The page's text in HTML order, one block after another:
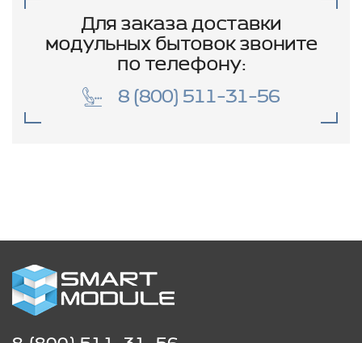
Для заказа доставки
модульных бытовок звоните
по телефону:
8 (800) 511-31-56